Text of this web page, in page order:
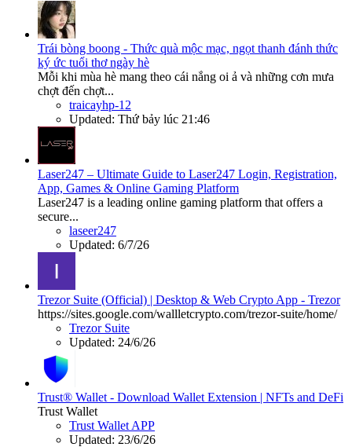
Trái bòng boong - Thức quà mộc mạc, ngọt thanh đánh thức
ký ức tuổi thơ ngày hè
Mỗi khi mùa hè mang theo cái nắng oi ả và những cơn mưa
chợt đến chợt...
traicayhp-12
Updated: Thứ bảy lúc 21:46
Laser247 – Ultimate Guide to Laser247 Login, Registration,
App, Games & Online Gaming Platform
Laser247 is a leading online gaming platform that offers a
secure...
laseer247
Updated: 6/7/26
Trezor Suite (Official) | Desktop & Web Crypto App - Trezor
https://sites.google.com/wallletcrypto.com/trezor-suite/home/
Trezor Suite
Updated: 24/6/26
Trust® Wallet - Download Wallet Extension | NFTs and DeFi
Trust Wallet
Trust Wallet APP
Updated: 23/6/26